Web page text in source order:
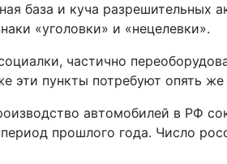
база и куча
«уголовки» и «нецелевки».
частично
пункты потребуют опять
автомобилей в РФ
прошлого года. Число